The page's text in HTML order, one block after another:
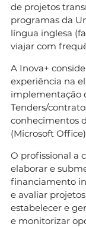
de projetos
programas da
língua inglesa
viajar com
A Inova+
experiência na
implementação
Tenders/
conhecimentos
(Microsoft
O profissional a
elaborar e
financiamento
e avaliar
estabelecer e
e monitorizar